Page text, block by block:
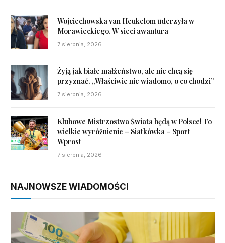
Wojciechowska van Heukelom uderzyła w
Morawieckiego. W sieci awantura
7 sierpnia, 2026
Żyją jak białe małżeństwo, ale nie chcą się
przyznać. „Właściwie nie wiadomo, o co chodzi”
7 sierpnia, 2026
Klubowe Mistrzostwa Świata będą w Polsce! To
wielkie wyróżnienie – Siatkówka – Sport
Wprost
7 sierpnia, 2026
NAJNOWSZE WIADOMOŚCI